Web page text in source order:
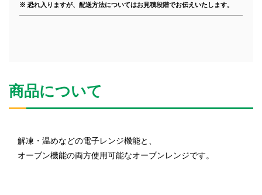
※ 恐れ入りますが、配送方法についてはお見積段階でお伝えいたします。
商品について
解凍・温めなどの電子レンジ機能と、
オーブン機能の両方使用可能なオーブンレンジです。